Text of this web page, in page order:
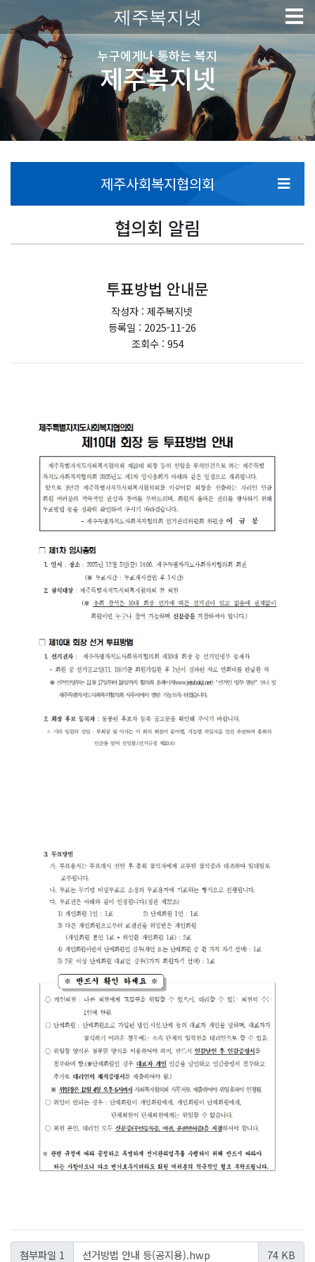
제주복지넷
누구에게나 통하는 복지
제주복지넷
제주사회복지협의회
협의회 알림
투표방법 안내문
작성자 : 제주복지넷
등록일 : 2025-11-26
조회수 : 954
첨부파일 1 선거방법 안내 등(공지용).hwp 74 KB